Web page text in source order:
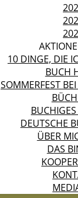
10 DINGE, DIE
BUCH
SOMMERFEST
DEUTSCHE
ÜBER
DAS